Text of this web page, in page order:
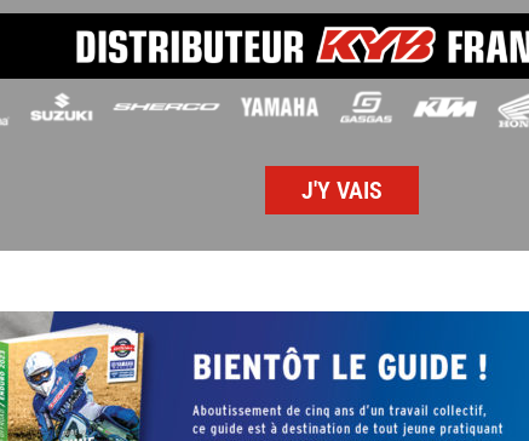
J'Y VAIS